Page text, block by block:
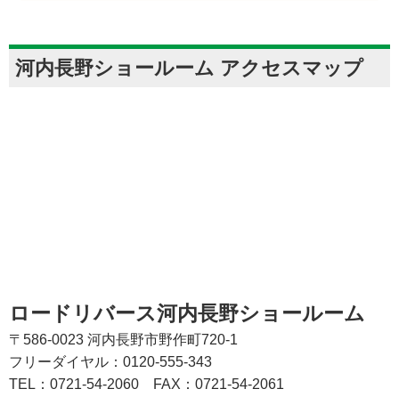
河内長野ショールーム アクセスマップ
ロードリバース河内長野ショールーム
〒586-0023 河内長野市野作町720-1
フリーダイヤル：0120-555-343
TEL：0721-54-2060
FAX：0721-54-2061